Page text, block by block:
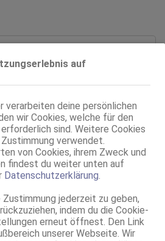
auf
verarbeiten deine persönlichen
wir Cookies, welche für den
sind. Weitere Cookies
verwendet.
von Cookies, ihrem Zweck und
findest du weiter unten auf
Datenschutzerklärung.
jederzeit zu geben,
indem du die Cookie-
erneut öffnest. Den Link
unserer Webseite. Wir
weiblich
deutsch
36
total rasiert
dunkelblond, rückenlang,
wellig
grün
mittel
Deutsch
Englisch
AV